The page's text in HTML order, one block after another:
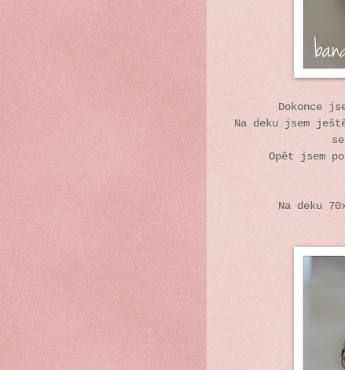
Dokonce
Na deku jsem
Opět jsem
Na deku